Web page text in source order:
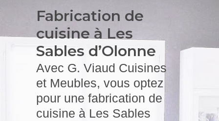
Fabrication de
cuisine à Les
Sables d’Olonne
Avec G. Viaud Cuisines
et Meubles, vous optez
pour une fabrication de
cuisine à Les Sables